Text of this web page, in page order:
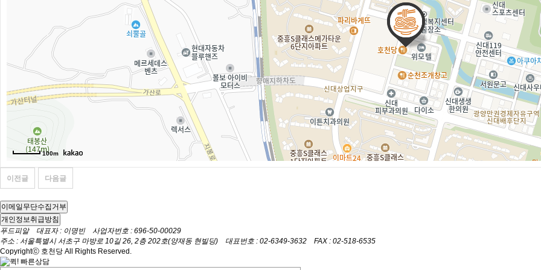
100m
이전글 다음글
이메일무단수집거부
개인정보취급방침
푸드피알 대표자 : 이명빈 사업자번호 : 696-50-00029
주소 : 서울특별시 서초구 마방로 10길 26, 2층 202호(양재동 현빌딩) 대표번호 : 02-6349-3632 FAX : 02-518-6535
Copyrightⓒ 호천당 All Rights Reserved.